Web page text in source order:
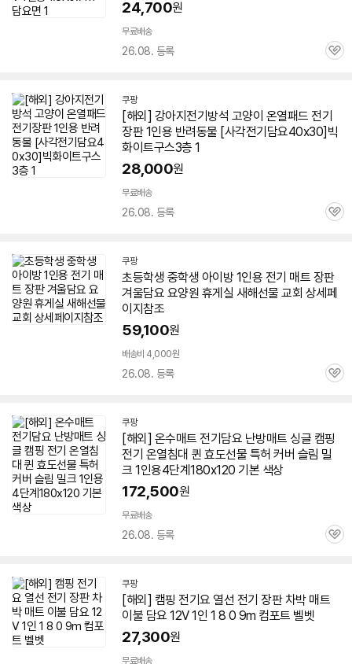
24,700원
무료배송
26.08. 등록
관
쿠팡
[해외] 강아지전기방석 고양이 온열패드 전기
장판1인용 반려동물 [사각전기담요40x30]빅
화이트구스3층 1
28,000원
무료배송
26.08. 등록
관
쿠팡
초등학생 중학생 아이방1인용 전기 매트 장판
겨울담요 요양원 휴게실 새해선물 교회 상세페
이지참조
59,100원
배송비 4,000원
26.08. 등록
관
쿠팡
[해외] 온수매트 전기담요 난방매트 싱글 캠핑
전기 온열침대 퀸 효도선물 특허 커버 슬림 밀
크 1인용4단계180x120 기본 색상
172,500원
무료배송
26.08. 등록
관
쿠팡
[해외] 캠핑 전기요 열선 전기 장판 차박 매트
이불 담요 12V 1인 1 8 0 9m 컴포트 벨벳
27,300원
무료배송